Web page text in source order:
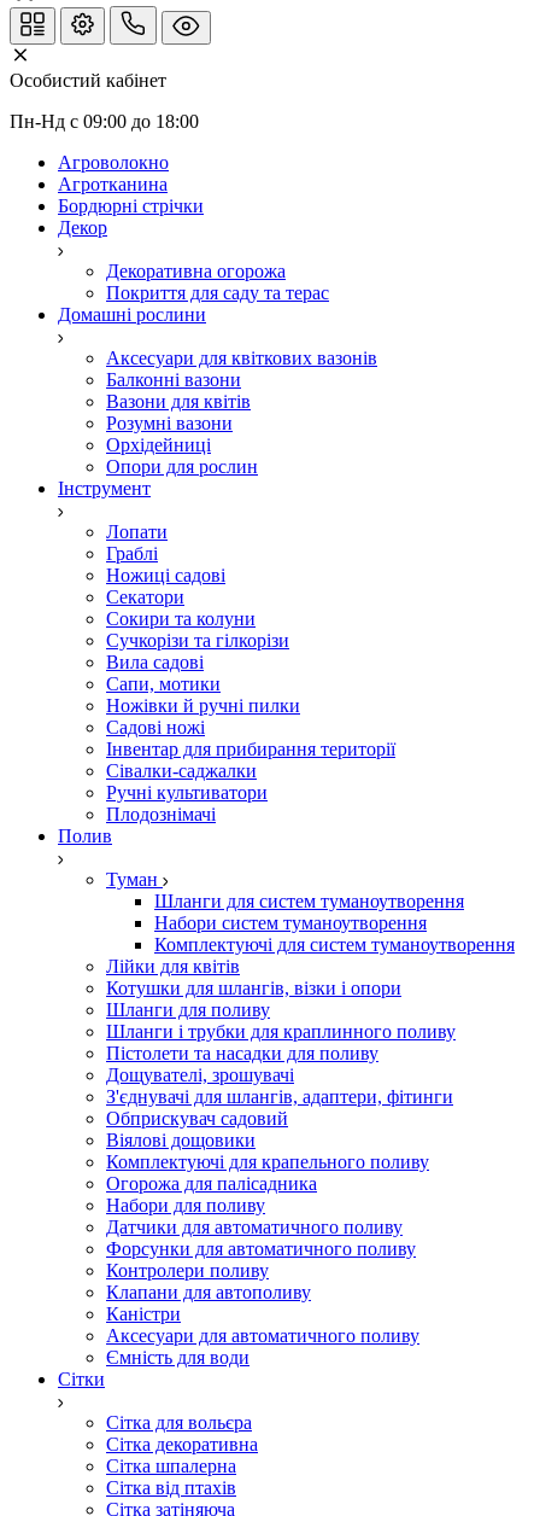
Особистий кабінет
Пн-Нд с 09:00 до 18:00
Агроволокно
Агротканина
Бордюрні стрічки
Декор
Декоративна огорожа
Покриття для саду та терас
Домашні рослини
Аксесуари для квіткових вазонів
Балконні вазони
Вазони для квітів
Розумні вазони
Орхідейниці
Опори для рослин
Інструмент
Лопати
Граблі
Ножиці садові
Секатори
Сокири та колуни
Сучкорізи та гілкорізи
Вила садові
Сапи, мотики
Ножівки й ручні пилки
Садові ножі
Інвентар для прибирання території
Сівалки-саджалки
Ручні культиватори
Плодознімачі
Полив
Туман
Шланги для систем туманоутворення
Набори систем туманоутворення
Комплектуючі для систем туманоутворення
Лійки для квітів
Котушки для шлангів, візки і опори
Шланги для поливу
Шланги і трубки для краплинного поливу
Пістолети та насадки для поливу
Дощувателі, зрошувачі
З'єднувачі для шлангів, адаптери, фітинги
Обприскувач садовий
Віялові дощовики
Комплектуючі для крапельного поливу
Огорожа для палісадника
Набори для поливу
Датчики для автоматичного поливу
Форсунки для автоматичного поливу
Контролери поливу
Клапани для автополиву
Каністри
Аксесуари для автоматичного поливу
Ємність для води
Сітки
Сітка для вольєра
Сітка декоративна
Сітка шпалерна
Сітка від птахів
Сітка затіняюча